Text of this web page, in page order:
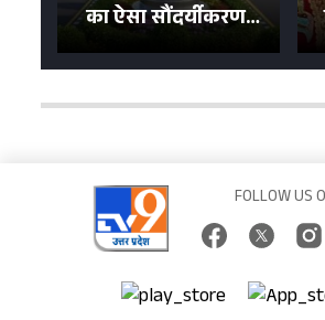
का ऐसा सौंदर्यीकरण!
मन मोह लेंगी शहर की
FOLLOW US